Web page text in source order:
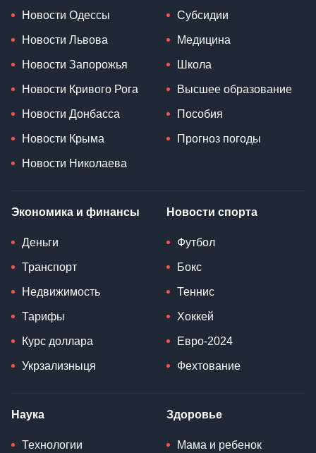
Новости Одессы
Новости Львова
Новости Запорожья
Новости Кривого Рога
Новости Донбасса
Новости Крыма
Новости Николаева
Субсидии
Медицина
Школа
Высшее образование
Пособия
Прогноз погоды
Экономика и финансы
Деньги
Транспорт
Недвижимость
Тарифы
Курс доллара
Укрзализныця
Новости спорта
Футбол
Бокс
Теннис
Хоккей
Евро-2024
Фехтование
Наука
Технологии
Здоровье
Мама и ребенок